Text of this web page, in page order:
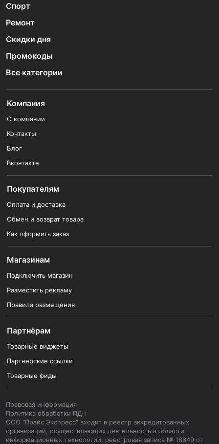
Спорт
Ремонт
Скидки дня
Промокоды
Все категории
Компания
О компании
Контакты
Блог
Вконтакте
Покупателям
Оплата и доставка
Обмен и возврат товара
Как оформить заказ
Магазинам
Подключить магазин
Разместить рекламу
Правила размещения
Партнёрам
Товарные виджеты
Партнерские ссылки
Товарные фиды
Правовая информация
Политика обработки ПДн
ООО "Прайс Экспресс" входит в реестр аккредитованных
организаций, осуществляющих деятельность в области
информационных технологий, реестровая запись № 18649 от